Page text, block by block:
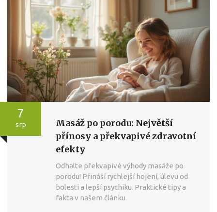
7
srp
Masáž po porodu: Největší
přínosy a překvapivé zdravotní
efekty
Odhalte překvapivé výhody masáže po
porodu! Přináší rychlejší hojení, úlevu od
bolesti a lepší psychiku. Praktické tipy a
fakta v našem článku.